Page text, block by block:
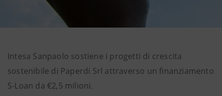
Intesa Sanpaolo sostiene i progetti di crescita
sostenibile di Paperdi Srl attraverso un finanziamento
S-Loan da €2,5 milioni.